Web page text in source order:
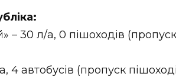
– 30 л/а, 0 пішоходів
4 автобусів (пропуск